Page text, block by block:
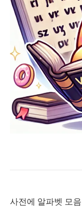
사전에 알파벳 모